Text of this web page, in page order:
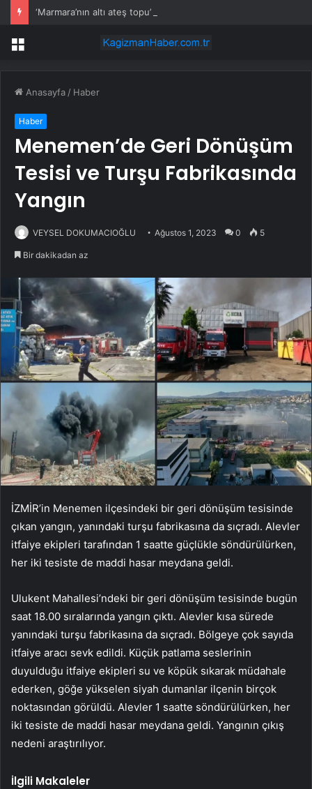
Menü
Anasayfa / Haber
Haber
Menemen’de Geri Dönüşüm
Tesisi ve Turşu Fabrikasında
Yangın
VEYSEL DOKUMACIOĞLU Ağustos 1, 2023 0 5
Bir dakikadan az
İZMİR’in Menemen ilçesindeki bir geri dönüşüm tesisinde
çıkan yangın, yanındaki turşu fabrikasına da sıçradı. Alevler
itfaiye ekipleri tarafından 1 saatte güçlükle söndürülürken,
her iki tesiste de maddi hasar meydana geldi.
Ulukent Mahallesi’ndeki bir geri dönüşüm tesisinde bugün
saat 18.00 sıralarında yangın çıktı. Alevler kısa sürede
yanındaki turşu fabrikasına da sıçradı. Bölgeye çok sayıda
itfaiye aracı sevk edildi. Küçük patlama seslerinin
duyulduğu itfaiye ekipleri su ve köpük sıkarak müdahale
ederken, göğe yükselen siyah dumanlar ilçenin birçok
noktasından görüldü. Alevler 1 saatte söndürülürken, her
iki tesiste de maddi hasar meydana geldi. Yangının çıkış
nedeni araştırılıyor.
İlgili Makaleler